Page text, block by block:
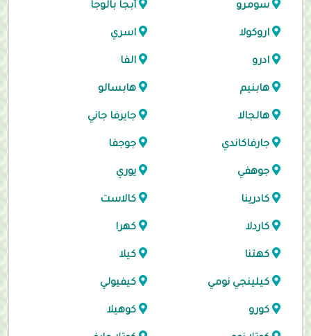
سومرو أبجا بالوجا
اروكولا اسري
ادرو الفا
هابنيم هابسالو
هالجالا جايرفا جاني
جارفاكاندي جوجفا
جوهفي يوري
كادرينا كالاست
كاردلا كهرا
كهتنا كيلا
كيلينجي نومي كيفيولي
كورو كوهيلا